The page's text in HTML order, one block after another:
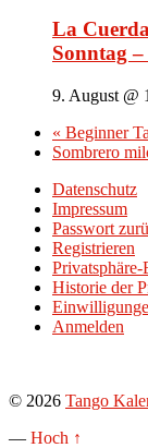
La
Sonntag
9. August @
« Beginner
Sombrero
Datenschutz
Impressum
Passwort
Registrieren
Privatsphäre-
Historie der
Anmelden
© 2026 Tango
— Hoch ↑